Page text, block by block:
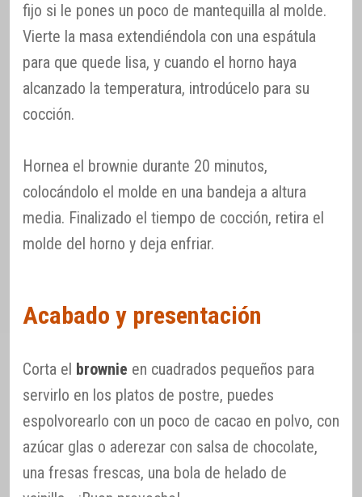
fijo si le pones un poco de mantequilla al molde.
Vierte la masa extendiéndola con una espátula
para que quede lisa, y cuando el horno haya
alcanzado la temperatura, introdúcelo para su
cocción.
Hornea el brownie durante 20 minutos,
colocándolo el molde en una bandeja a altura
media. Finalizado el tiempo de cocción, retira el
molde del horno y deja enfriar.
Acabado y presentación
Corta el brownie en cuadrados pequeños para
servirlo en los platos de postre, puedes
espolvorearlo con un poco de cacao en polvo, con
azúcar glas o aderezar con salsa de chocolate,
una fresas frescas, una bola de helado de